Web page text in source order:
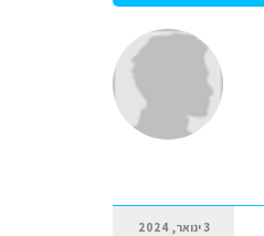
3 ינואר, 2024